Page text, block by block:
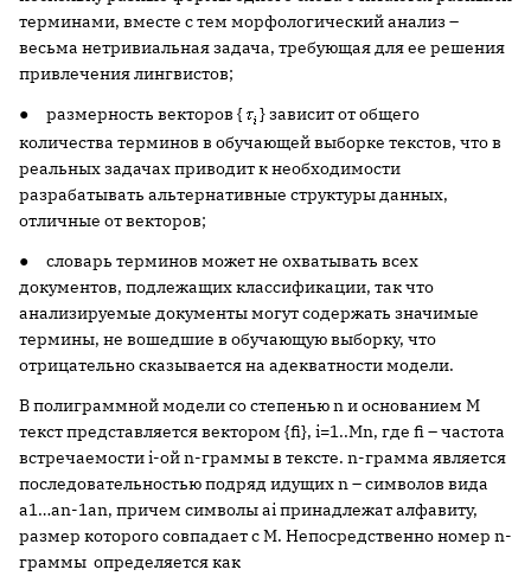
терминами, вместе с тем морфологический анализ –
весьма нетривиальная задача, требующая для ее решения
привлечения лингвистов;
● размерность векторов {
} зависит от общего
количества терминов в обучающей выборке текстов, что в
реальных задачах приводит к необходимости
разрабатывать альтернативные структуры данных,
отличные от векторов;
● словарь терминов может не охватывать всех
документов, подлежащих классификации, так что
анализируемые документы могут содержать значимые
термины, не вошедшие в обучающую выборку, что
отрицательно сказывается на адекватности модели.
В полиграммной модели со степенью n и основанием M
текст представляется вектором {fi}, i=1..Mn, где fi – частота
встречаемости i-ой n-граммы в тексте. n-грамма является
последовательностью подряд идущих n – символов вида
a1…an-1an, причем символы ai принадлежат алфавиту,
размер которого совпадает с M. Непосредственно номер n-
граммы определяется как